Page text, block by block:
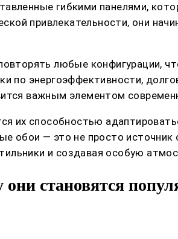
гибкими панелями,
привлекательности, они
любые конфигурации,
по энергоэффективности,
важным элементом
их способностью
обои — это не просто
и создавая особую
они становятся